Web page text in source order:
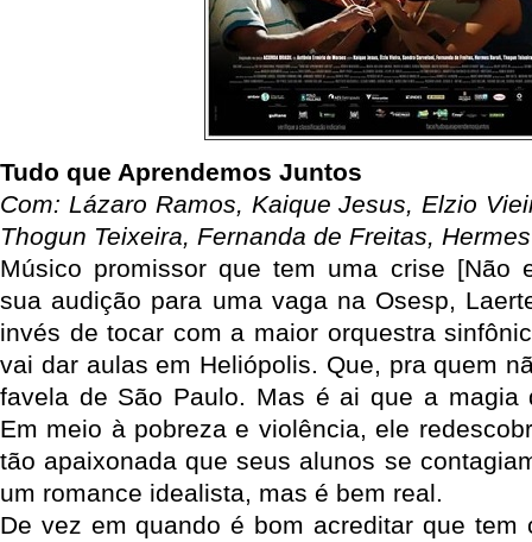
Tudo que Aprendemos Juntos
Com: Lázaro Ramos, Kaique Jesus, Elzio
Thogun Teixeira, Fernanda de Freitas,
Músico promissor que tem uma crise [Não
sua audição para uma vaga na Osesp,
invés de tocar com a maior orquestra
vai dar aulas em Heliópolis. Que, pra quem
favela de São Paulo. Mas é ai que a magia
Em meio à pobreza e violência, ele
tão apaixonada que seus alunos se
um romance idealista, mas é bem real.
De vez em quando é bom acreditar que tem